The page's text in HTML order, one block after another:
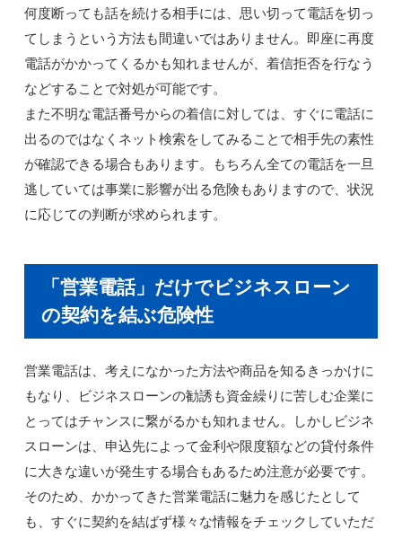
何度断っても話を続ける相手には、思い切って電話を切っ
てしまうという方法も間違いではありません。即座に再度
電話がかかってくるかも知れませんが、着信拒否を行なう
などすることで対処が可能です。
また不明な電話番号からの着信に対しては、すぐに電話に
出るのではなくネット検索をしてみることで相手先の素性
が確認できる場合もあります。もちろん全ての電話を一旦
逃していては事業に影響が出る危険もありますので、状況
に応じての判断が求められます。
「営業電話」だけでビジネスローン
の契約を結ぶ危険性
営業電話は、考えになかった方法や商品を知るきっかけに
もなり、ビジネスローンの勧誘も資金繰りに苦しむ企業に
とってはチャンスに繋がるかも知れません。しかしビジネ
スローンは、申込先によって金利や限度額などの貸付条件
に大きな違いが発生する場合もあるため注意が必要です。
そのため、かかってきた営業電話に魅力を感じたとして
も、すぐに契約を結ばず様々な情報をチェックしていただ